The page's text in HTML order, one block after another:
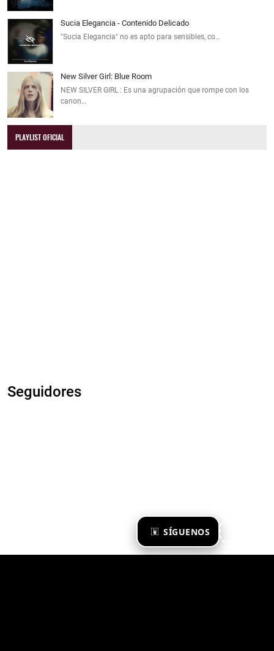
SÍGUENOS
Sucia Elegancia - Contenido Delicado
"Sucia Elegancia" no es apto para sensibles, co…
New Silver Girl: Blue Room
NEW SILVER GIRL : Es una agrupación que rompe con los
canon…
PLAYLIST OFICIAL
Seguidores